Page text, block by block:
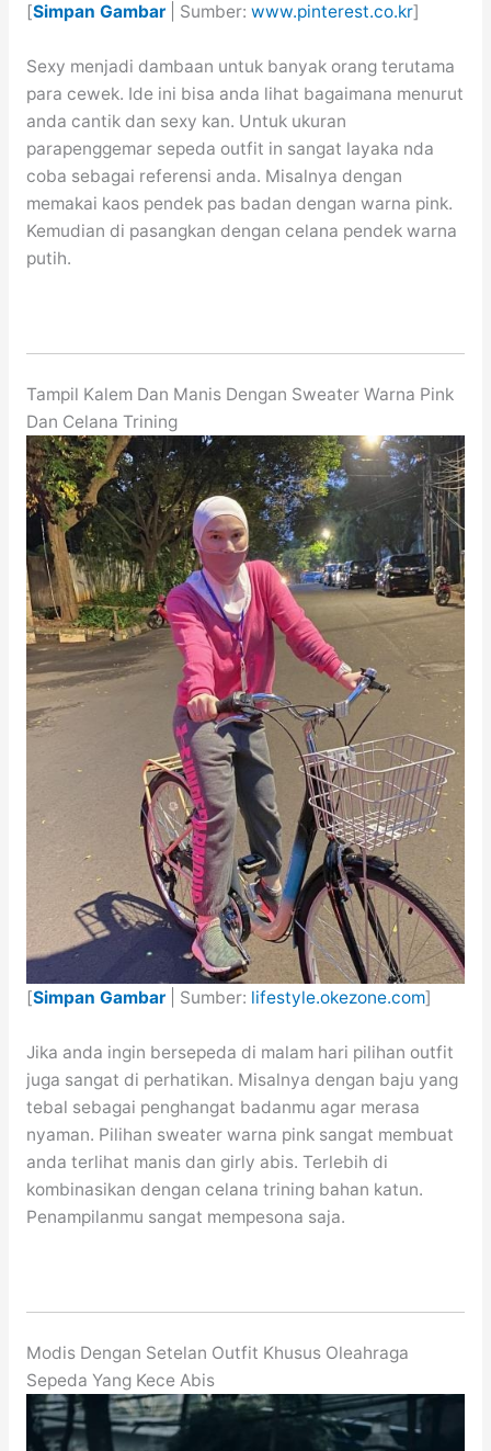
[Simpan Gambar| Sumber: www.pinterest.co.kr]
Sexy menjadi dambaan untuk banyak orang terutama
para cewek. Ide ini bisa anda lihat bagaimana menurut
anda cantik dan sexy kan. Untuk ukuran
parapenggemar sepeda outfit in sangat layaka nda
coba sebagai referensi anda. Misalnya dengan
memakai kaos pendek pas badan dengan warna pink.
Kemudian di pasangkan dengan celana pendek warna
putih.
Tampil Kalem Dan Manis Dengan Sweater Warna Pink
Dan Celana Trining
[Simpan Gambar| Sumber: lifestyle.okezone.com]
Jika anda ingin bersepeda di malam hari pilihan outfit
juga sangat di perhatikan. Misalnya dengan baju yang
tebal sebagai penghangat badanmu agar merasa
nyaman. Pilihan sweater warna pink sangat membuat
anda terlihat manis dan girly abis. Terlebih di
kombinasikan dengan celana trining bahan katun.
Penampilanmu sangat mempesona saja.
Modis Dengan Setelan Outfit Khusus Oleahraga
Sepeda Yang Kece Abis